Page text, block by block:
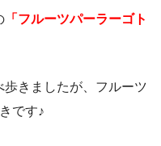
「フルーツパーラーゴト
きましたが、フルーツ
です♪